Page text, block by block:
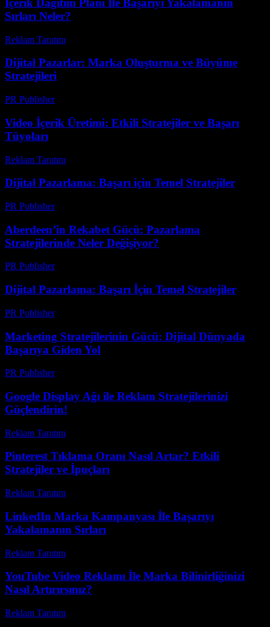
İçerik Dağıtım Planı İle Başarıyı Yakalamanın
Sırları Neler?
Reklam Tanıtım
Dijital Pazarlar: Marka Oluşturma ve Büyüme
Stratejileri
PR Publisher-
Video İçerik Üretimi: Etkili Stratejiler ve Başarı
Tüyoları
Reklam Tanıtım
Dijital Pazarlama: Başarı için Temel Stratejiler
PR Publisher-
Aberdeen’in Rekabet Gücü: Pazarlama
Stratejilerinde Neler Değişiyor?
PR Publisher-
Dijital Pazarlama: Başarı İçin Temel Stratejiler
PR Publisher-
Marketing Stratejilerinin Gücü: Dijital Dünyada
Başarıya Giden Yol
PR Publisher-
Google Display Ağı ile Reklam Stratejilerinizi
Güçlendirin!
Reklam Tanıtım
Pinterest Tıklama Oranı Nasıl Artar? Etkili
Stratejiler ve İpuçları
Reklam Tanıtım
LinkedIn Marka Kampanyası İle Başarıyı
Yakalamanın Sırları
Reklam Tanıtım
YouTube Video Reklamı İle Marka Bilinirliğinizi
Nasıl Artırırsınız?
Reklam Tanıtım